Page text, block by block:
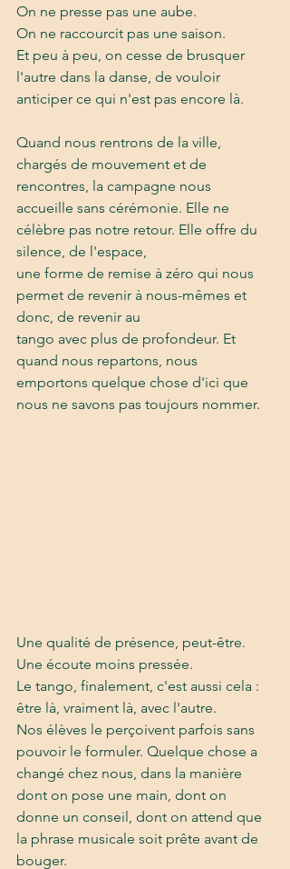
On ne presse pas une aube.
On ne raccourcit pas une saison.
Et peu à peu, on cesse de brusquer
l'autre dans la danse, de vouloir
anticiper ce qui n'est pas encore là.
Quand nous rentrons de la ville,
chargés de mouvement et de
rencontres, la campagne nous
accueille sans cérémonie. Elle ne
célèbre pas notre retour. Elle offre du
silence, de l'espace,
une forme de remise à zéro qui nous
permet de revenir à nous-mêmes et
donc, de revenir au
tango avec plus de profondeur. Et
quand nous repartons, nous
emportons quelque chose d'ici que
nous ne savons pas toujours nommer.
Une qualité de présence, peut-être.
Une écoute moins pressée.
Le tango, finalement, c'est aussi cela :
être là, vraiment là, avec l'autre.
Nos élèves le perçoivent parfois sans
pouvoir le formuler. Quelque chose a
changé chez nous, dans la manière
dont on pose une main, dont on
donne un conseil, dont on attend que
la phrase musicale soit prête avant de
bouger.